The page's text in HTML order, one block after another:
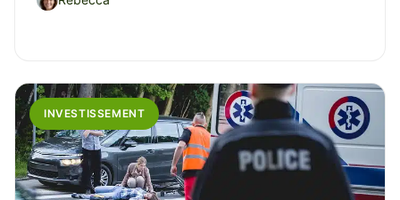
INVESTISSEMENT